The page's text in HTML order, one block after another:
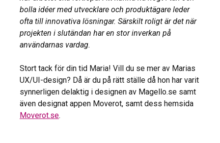
bolla idéer med utvecklare och produktägare leder
ofta till innovativa lösningar. Särskilt roligt är det när
projekten i slutändan har en stor inverkan på
användarnas vardag.
Stort tack för din tid Maria! Vill du se mer av Marias
UX/UI-design? Då är du på rätt ställe då hon har varit
synnerligen delaktig i designen av Magello.se samt
även designat appen Moverot, samt dess hemsida
Moverot.se.